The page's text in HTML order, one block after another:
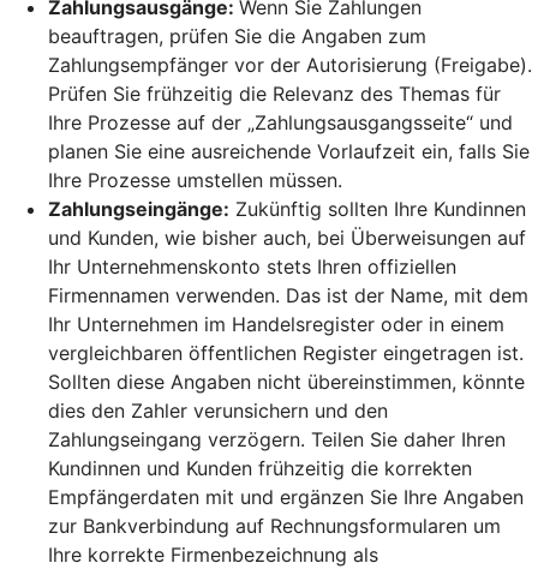
Zahlungsausgänge: Wenn Sie Zahlungen
beauftragen, prüfen Sie die Angaben zum
Zahlungsempfänger vor der Autorisierung (Freigabe).
Prüfen Sie frühzeitig die Relevanz des Themas für
Ihre Prozesse auf der „Zahlungsausgangsseite“ und
planen Sie eine ausreichende Vorlaufzeit ein, falls Sie
Ihre Prozesse umstellen müssen.
Zahlungseingänge: Zukünftig sollten Ihre Kundinnen
und Kunden, wie bisher auch, bei Überweisungen auf
Ihr Unternehmenskonto stets Ihren offiziellen
Firmennamen verwenden. Das ist der Name, mit dem
Ihr Unternehmen im Handelsregister oder in einem
vergleichbaren öffentlichen Register eingetragen ist.
Sollten diese Angaben nicht übereinstimmen, könnte
dies den Zahler verunsichern und den
Zahlungseingang verzögern. Teilen Sie daher Ihren
Kundinnen und Kunden frühzeitig die korrekten
Empfängerdaten mit und ergänzen Sie Ihre Angaben
zur Bankverbindung auf Rechnungsformularen um
Ihre korrekte Firmenbezeichnung als